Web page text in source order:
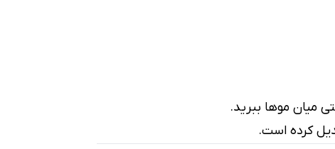
میان موها ببرید.
کرده است.